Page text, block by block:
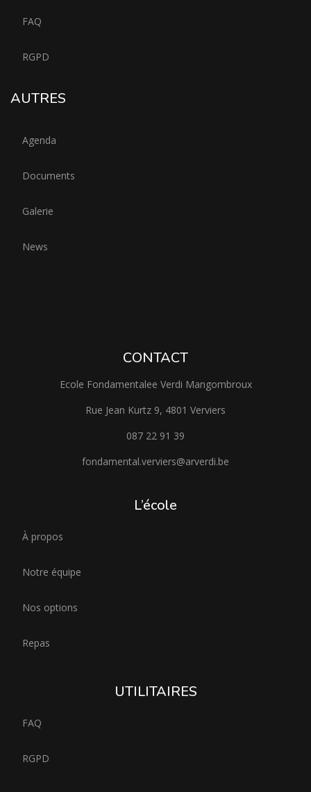
FAQ
RGPD
AUTRES
Agenda
Documents
Galerie
News
CONTACT
Ecole Fondamentalee Verdi Mangombroux
Rue Jean Kurtz 9, 4801 Verviers
087 22 91 39
fondamental.verviers@arverdi.be
L’école
À propos
Notre équipe
Nos options
Repas
UTILITAIRES
FAQ
RGPD